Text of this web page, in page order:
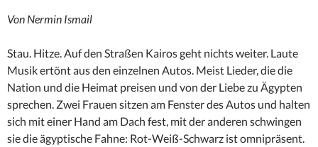
Von Nermin Ismail
Stau. Hitze. Auf den Straßen Kairos geht nichts weiter. Laute
Musik ertönt aus den einzelnen Autos. Meist Lieder, die die
Nation und die Heimat preisen und von der Liebe zu Ägypten
sprechen. Zwei Frauen sitzen am Fenster des Autos und halten
sich mit einer Hand am Dach fest, mit der anderen schwingen
sie die ägyptische Fahne: Rot-Weiß-Schwarz ist omnipräsent.